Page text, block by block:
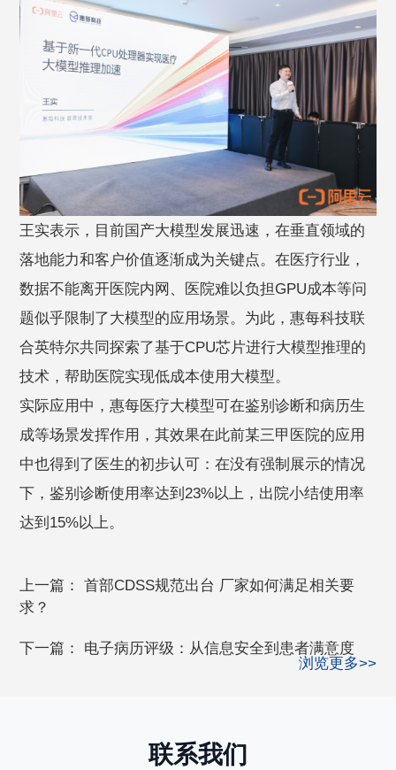
王实表示，目前国产大模型发展迅速，在垂直领域的
落地能力和客户价值逐渐成为关键点。在医疗行业，
数据不能离开医院内网、医院难以负担GPU成本等问
题似乎限制了大模型的应用场景。为此，惠每科技联
合英特尔共同探索了基于CPU芯片进行大模型推理的
技术，帮助医院实现低成本使用大模型。
实际应用中，惠每医疗大模型可在鉴别诊断和病历生
成等场景发挥作用，其效果在此前某三甲医院的应用
中也得到了医生的初步认可：在没有强制展示的情况
下，鉴别诊断使用率达到23%以上，出院小结使用率
达到15%以上。
上一篇：首部CDSS规范出台 厂家如何满足相关要
求？
下一篇： 电子病历评级：从信息安全到患者满意度
浏览更多>>
联系我们